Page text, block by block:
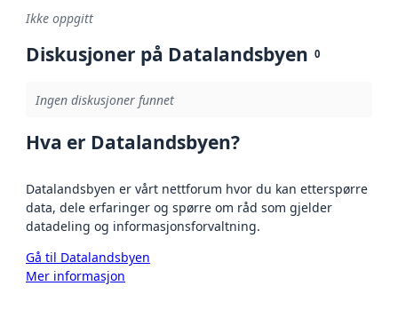
Ikke oppgitt
Diskusjoner på Datalandsbyen 0
Ingen diskusjoner funnet
Hva er Datalandsbyen?
Datalandsbyen er vårt nettforum hvor du kan etterspørre
data, dele erfaringer og spørre om råd som gjelder
datadeling og informasjonsforvaltning.
Gå til Datalandsbyen
Mer informasjon